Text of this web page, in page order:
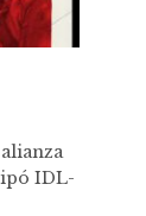
IDL-